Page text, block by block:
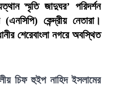
স্মৃতি জাদুঘর’ পরিদর্শন
কেন্দ্রীয় নেতারা।
শেরেবাংলা নগরে অবস্থিত
চিফ হুইপ নাহিদ ইসলামের